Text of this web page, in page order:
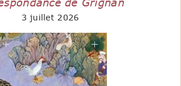
3 juillet 2026